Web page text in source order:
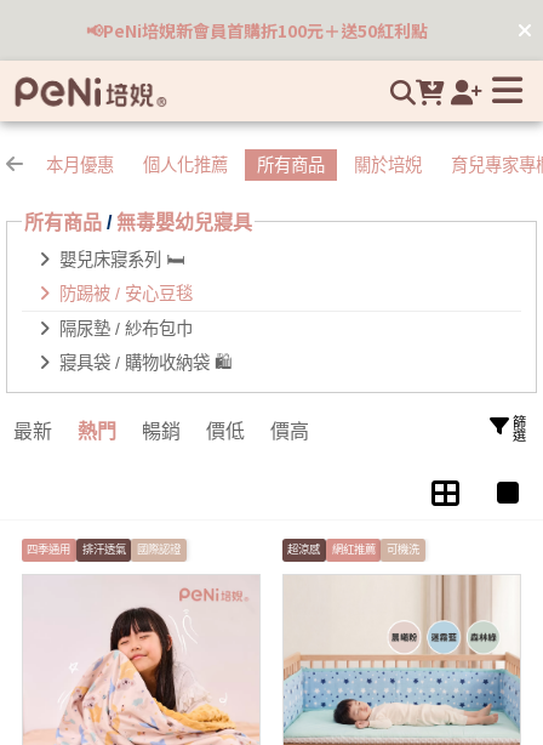
看看關鍵在哪裡 | 培婗高品質母嬰用品專賣
📢PeNi培婗新會員首購折100元＋送50紅利點
本月優惠 個人化推薦 所有商品 關於培婗 育兒專家專
所有商品 / 無毒嬰幼兒寢具
嬰兒床寢系列 🛏️
防踢被 / 安心豆毯
隔尿墊 / 紗布包巾
寢具袋 / 購物收納袋 🛍️
最新 熱門 暢銷 價低 價高 篩選
四季通用 排汗透氣 國際認證 超涼感 網紅推薦 可機洗